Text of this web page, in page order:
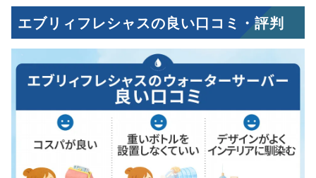
エブリィフレシャスの良い口コミ・評判